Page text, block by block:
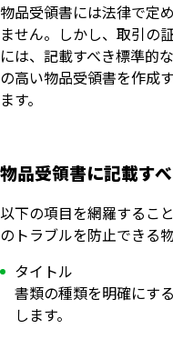
物品受領書には法律で定
ません。しかし、取引の
には、記載すべき標準的
の高い物品受領書を作成
ます。
物品受領書に記載す
以下の項目を網羅するこ
のトラブルを防止できる
タイトル
書類の種類を明確にす
します。